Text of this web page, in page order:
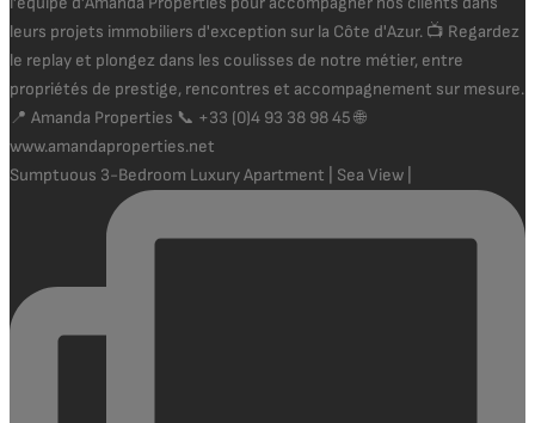
Sumptuous 3-Bedroom Luxury Apartment | Sea View |